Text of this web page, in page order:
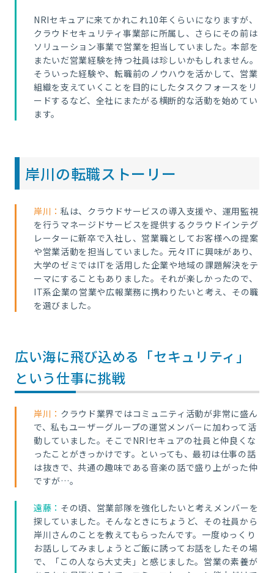
NRIセキュアに来てかれこれ10年くらいになりますが、
クラウドセキュリティ事業部に所属し、さらにその前は
ソリューション事業で営業を担当していました。本部を
またいだ営業経験を持つ社員は珍しいかもしれません。
そういった経験や、転職前のノウハウを活かして、営業
組織を支えていくことを目的にしたタスクフォースをリ
ードするなど、全社にまたがる横断的な活動を始めてい
ます。
岸川の転職ストーリー
岸川： 私は、 クラウドサービスの導入支援や、運用監視
を行うマネージドサービスを提供するクラウドインテグ
レーターに新卒で入社し、営業職としてお客様への提案
や営業活動を担当していました。元々ITに興味があり、
大学のゼミではITを活用した企業や地域の課題解決をテ
ーマにすることもありました。それが楽しかったので、
IT系企業の営業や広報業務に携わりたいと考え、その職
を選びました。
広い海に飛び込める「セキュリティ」
という仕事に挑戦
岸川： クラウド業界ではコミュニティ活動が非常に盛ん
で、私もユーザーグループの運営メンバーに加わって活
動していました。そこでNRIセキュアの社員と仲良くな
ったことがきっかけです。といっても、最初は仕事の話
は抜きで、共通の趣味である音楽の話で盛り上がった仲
ですが…。
遠藤： その頃、営業部隊を強化したいと考えメンバーを
探していました。そんなときにちょうど、その社員から
岸川さんのことを教えてもらったんです。一度ゆっくり
お話ししてみましょうとご飯に誘ってお話をしたその場
で、「この人なら大丈夫」と感じました。営業の素養が